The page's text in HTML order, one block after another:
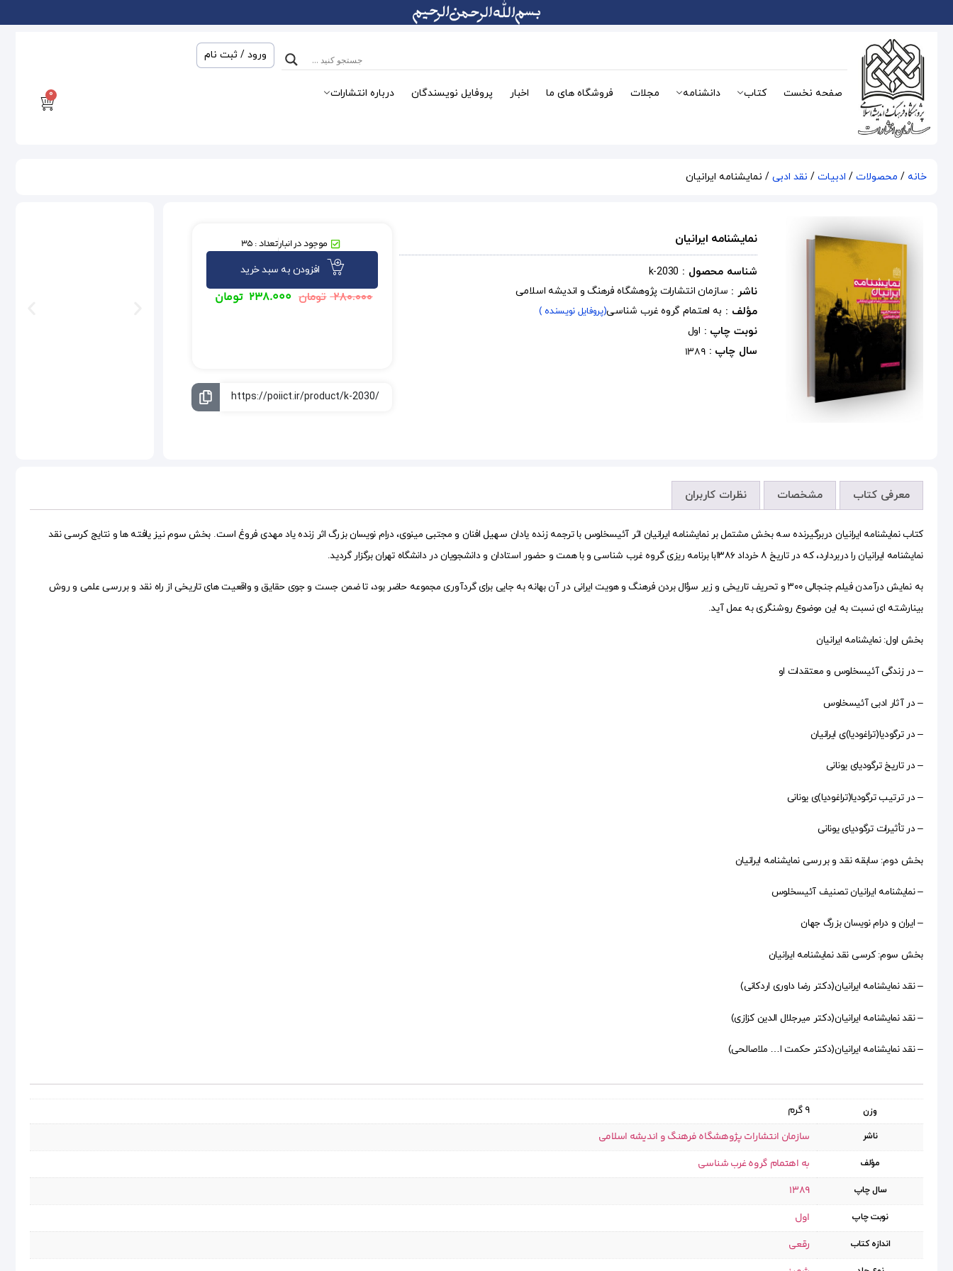
ورود / ثبت نام
صفحه نخست کتاب دانشنامه مجلات فروشگاه های ما اخبار پروفایل نویسندگان درباره انتشارات 0
خانه / محصولات / ادبیات / نقد ادبی / نمایشنامه ایرانیان
نمایشنامه ایرانیان
شناسه محصول : k-2030
ناشر : سازمان انتشارات پژوهشگاه فرهنگ و اندیشه اسلامی
مؤلف : به اهتمام گروه غرب شناسی(پروفایل نویسنده )
نوبت چاپ : اول
سال چاپ : 1389
موجود در انبارتعداد : 35
افزودن به سبد خرید
۲۸۰.۰۰۰ تومان ۲۳۸.۰۰۰ تومان
معرفی کتاب مشخصات نظرات کاربران
کتاب نمایشنامه ایرانیان دربرگیرنده سه بخش مشتمل بر نمایشنامه ایرانیان اثر آئیسخلوس با ترجمه زنده یادان سهیل افنان و مجتبی مینوی، درام نویسان بزرگ اثر زنده یاد مهدی فروغ است. بخش سوم نیز یافته ها و نتایج کرسی نقد
نمایشنامه ایرانیان را دربردارد، که در تاریخ ۸ خرداد ۱۳۸۶با برنامه ریزی گروه غرب شناسی و با همت و حضور استادان و دانشجویان در دانشگاه تهران برگزار گردید.
به نمایش درآمدن فیلم جنجالی ۳۰۰ و تحریف تاریخی و زیر سؤال بردن فرهنگ و هویت ایرانی در آن بهانه به جایی برای گردآوری مجموعه حاضر بود، تا ضمن جست و جوی حقایق و واقعیت های تاریخی از راه نقد و بررسی علمی و روش
بینارشته ای نسبت به این موضوع روشنگری به عمل آید.
بخش اول: نمایشنامه ایرانیان
– در زندگی آئیسخلوس و معتقدات او
– در آثار ادبی آئیسخلوس
– در ترگودیا(تراغودیا)ی ایرانیان
– در تاریخ ترگودیای یونانی
– در ترتیب ترگودیا(تراغودیا)ی یونانی
– در تأثیرات ترگودیای یونانی
بخش دوم: سابقه نقد و بررسی نمایشنامه ایرانیان
– نمایشنامه ایرانیان تصنیف آئیسخلوس
– ایران و درام نویسان بزرگ جهان
بخش سوم: کرسی نقد نمایشنامه ایرانیان
– نقد نمایشنامه ایرانیان(دکتر رضا داوری اردکانی)
– نقد نمایشنامه ایرانیان(دکتر میرجلال الدین کزازی)
– نقد نمایشنامه ایرانیان(دکتر حکمت ا… ملاصالحی)
وزن 9 گرم
ناشر سازمان انتشارات پژوهشگاه فرهنگ و اندیشه اسلامی
مؤلف به اهتمام گروه غرب شناسی
سال چاپ 1389
نوبت چاپ اول
اندازه کتاب رقعی